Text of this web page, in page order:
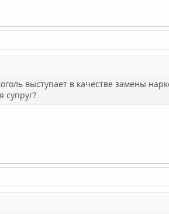
выступает в качестве замены
супруг?